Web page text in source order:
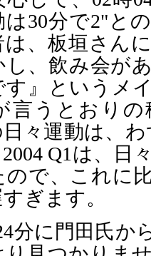
30分で2"と
は、板垣さん
し、飲み会が
』というメ
言うとおり
々運動は、
Q1は、日
で、これに
ぎます。
分に門田氏か